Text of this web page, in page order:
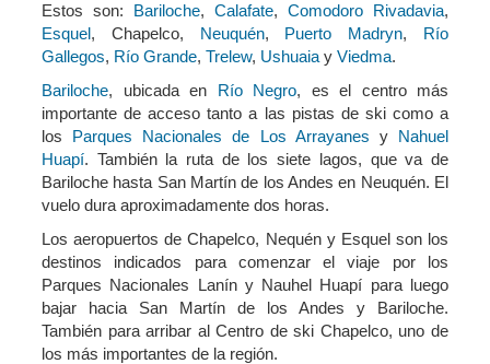
Estos son: Bariloche, Calafate, Comodoro Rivadavia,
Esquel, Chapelco, Neuquén, Puerto Madryn, Río
Gallegos, Río Grande, Trelew, Ushuaia y Viedma.
Bariloche, ubicada en Río Negro, es el centro más
importante de acceso tanto a las pistas de ski como a
los Parques Nacionales de Los Arrayanes y Nahuel
Huapí. También la ruta de los siete lagos, que va de
Bariloche hasta San Martín de los Andes en Neuquén. El
vuelo dura aproximadamente dos horas.
Los aeropuertos de Chapelco, Nequén y Esquel son los
destinos indicados para comenzar el viaje por los
Parques Nacionales Lanín y Nauhel Huapí para luego
bajar hacia San Martín de los Andes y Bariloche.
También para arribar al Centro de ski Chapelco, uno de
los más importantes de la región.